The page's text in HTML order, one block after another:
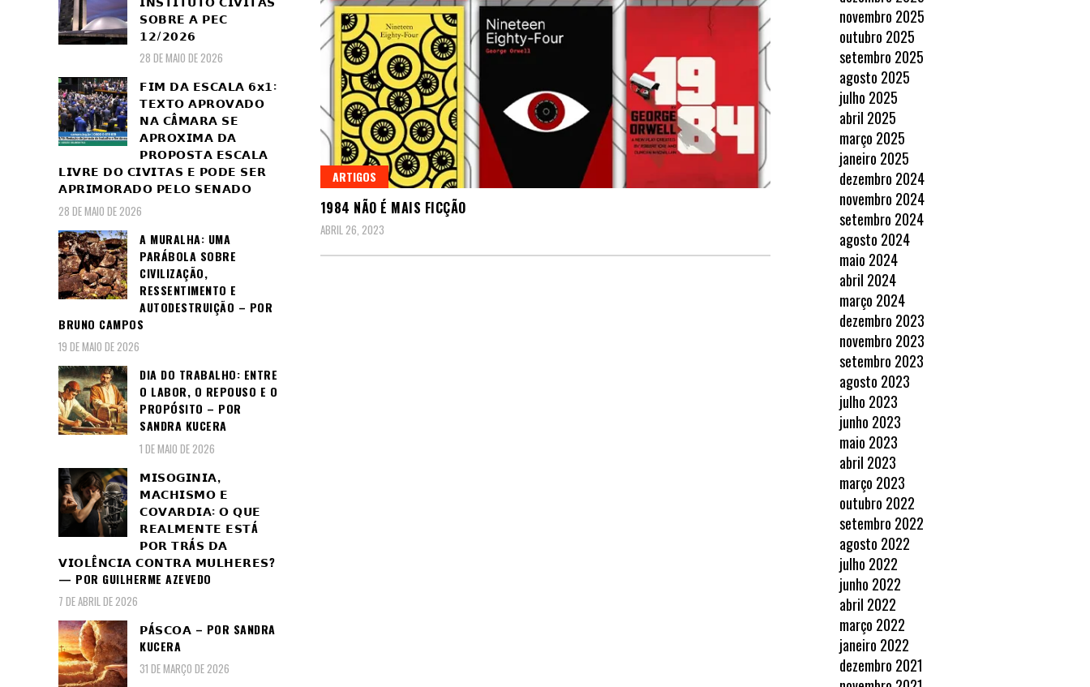
ARTIGOS
1984 NÃO É MAIS FICÇÃO
ABRIL 26, 2023
𝗦𝗢𝗕𝗥𝗘 𝗔 𝗣𝗘𝗖
𝟭𝟮/𝟮𝟬𝟮𝟲
28 DE MAIO DE 2026
𝗙𝗜𝗠 𝗗𝗔 𝗘𝗦𝗖𝗔𝗟𝗔 𝟲𝘅𝟭:
𝗧𝗘𝗫𝗧𝗢 𝗔𝗣𝗥𝗢𝗩𝗔𝗗𝗢
𝗡𝗔 𝗖Â𝗠𝗔𝗥𝗔 𝗦𝗘
𝗔𝗣𝗥𝗢𝗫𝗜𝗠𝗔 𝗗𝗔
𝗣𝗥𝗢𝗣𝗢𝗦𝗧𝗔 𝗘𝗦𝗖𝗔𝗟𝗔
𝗟𝗜𝗩𝗥𝗘 𝗗𝗢 𝗖𝗜𝗩𝗜𝗧𝗔𝗦 𝗘 𝗣𝗢𝗗𝗘 𝗦𝗘𝗥
𝗔𝗣𝗥𝗜𝗠𝗢𝗥𝗔𝗗𝗢 𝗣𝗘𝗟𝗢 𝗦𝗘𝗡𝗔𝗗𝗢
28 DE MAIO DE 2026
A MURALHA: UMA
PARÁBOLA SOBRE
CIVILIZAÇÃO,
RESSENTIMENTO E
AUTODESTRUIÇÃO – POR
BRUNO CAMPOS
19 DE MAIO DE 2026
DIA DO TRABALHO: ENTRE
O LABOR, O REPOUSO E O
PROPÓSITO – POR
SANDRA KUCERA
1 DE MAIO DE 2026
𝗠𝗜𝗦𝗢𝗚𝗜𝗡𝗜𝗔,
𝗠𝗔𝗖𝗛𝗜𝗦𝗠𝗢 𝗘
𝗖𝗢𝗩𝗔𝗥𝗗𝗜𝗔: 𝗢 𝗤𝗨𝗘
𝗥𝗘𝗔𝗟𝗠𝗘𝗡𝗧𝗘 𝗘𝗦𝗧Á
𝗣𝗢𝗥 𝗧𝗥Á𝗦 𝗗𝗔
𝗩𝗜𝗢𝗟Ê𝗡𝗖𝗜𝗔 𝗖𝗢𝗡𝗧𝗥𝗔 𝗠𝗨𝗟𝗛𝗘𝗥𝗘𝗦?
— POR GUILHERME AZEVEDO
7 DE ABRIL DE 2026
𝗣Á𝗦𝗖𝗢𝗔 – POR SANDRA
KUCERA
31 DE MARÇO DE 2026
novembro 2025
outubro 2025
setembro 2025
agosto 2025
julho 2025
abril 2025
março 2025
janeiro 2025
dezembro 2024
novembro 2024
setembro 2024
agosto 2024
maio 2024
abril 2024
março 2024
dezembro 2023
novembro 2023
setembro 2023
agosto 2023
julho 2023
junho 2023
maio 2023
abril 2023
março 2023
outubro 2022
setembro 2022
agosto 2022
julho 2022
junho 2022
abril 2022
março 2022
janeiro 2022
dezembro 2021